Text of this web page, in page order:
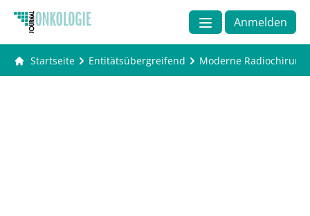
Anmelden
Startseite Entitätsübergreifend Moderne